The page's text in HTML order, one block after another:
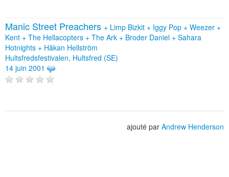
Manic Street Preachers + Limp Bizkit + Iggy Pop + Weezer +
Kent + The Hellacopters + The Ark + Broder Daniel + Sahara
Hotnights + Håkan Hellström
Hultsfredsfestivalen, Hultsfred (SE)
14 juin 2001
ajouté par Andrew Henderson